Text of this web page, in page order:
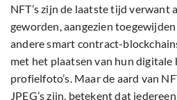
NFT’s zijn de laatste tijd verwant
geworden, aangezien
andere smart contract-
met het plaatsen van hun digitale
profielfoto’s. Maar de aard van
JPEG’s zijn, betekent dat